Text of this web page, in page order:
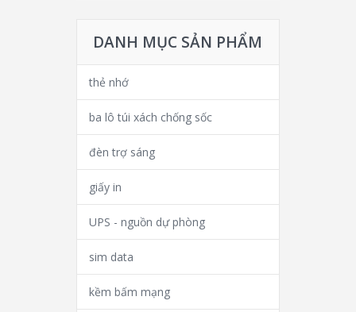
DANH MỤC SẢN PHẨM
thẻ nhớ
ba lô túi xách chống sốc
đèn trợ sáng
giấy in
UPS - nguồn dự phòng
sim data
kềm bấm mạng